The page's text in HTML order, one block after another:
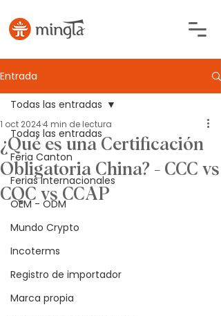
Entrada
Todas las entradas
Feria Canton
Ferias Internacionales
OEM - ODM
Mundo Crypto
Incoterms
Registro de importador
Marca propia
Todas las entradas
¿Qué es una Certificación
Obligatoria China? - CCC vs
CQC vs CCAP
1 oct 20244 min de lectura